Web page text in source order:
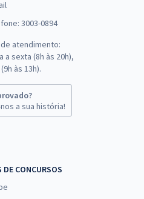
Economize R$ 39,98
R$ 267,84
à vista
Economize R$ 66,96
(-20%)
(-20%)
3003-0894
atendimento:
a sexta (8h às 20h),
às 13h).
a sua história!
DE CONCURSOS